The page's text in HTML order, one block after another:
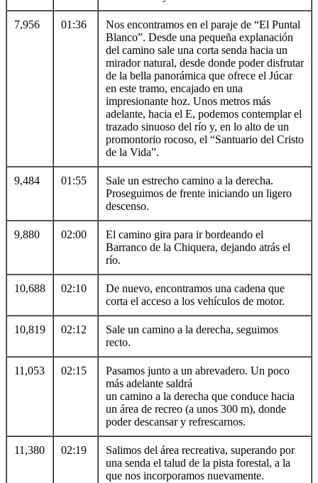
7,956 01:36
Nos encontramos en el paraje de “El Puntal
Blanco”. Desde una pequeña explanación
del camino sale una corta senda hacia un
mirador natural, desde donde poder disfrutar
de la bella panorámica que ofrece el Júcar
en este tramo, encajado en una
impresionante hoz. Unos metros más
adelante, hacia el E, podemos contemplar el
trazado sinuoso del río y, en lo alto de un
promontorio rocoso, el “Santuario del Cristo
de la Vida”.
9,484 01:55
Sale un estrecho camino a la derecha.
Proseguimos de frente iniciando un ligero
descenso.
9,880 02:00
El camino gira para ir bordeando el
Barranco de la Chiquera, dejando atrás el
río.
10,688 02:10
De nuevo, encontramos una cadena que
corta el acceso a los vehículos de motor.
10,819 02:12
Sale un camino a la derecha, seguimos
recto.
11,053 02:15
Pasamos junto a un abrevadero. Un poco
más adelante saldrá
un camino a la derecha que conduce hacia
un área de recreo (a unos 300 m), donde
poder descansar y refrescarnos.
11,380 02:19
Salimos del área recreativa, superando por
una senda el talud de la pista forestal, a la
que nos incorporamos nuevamente.